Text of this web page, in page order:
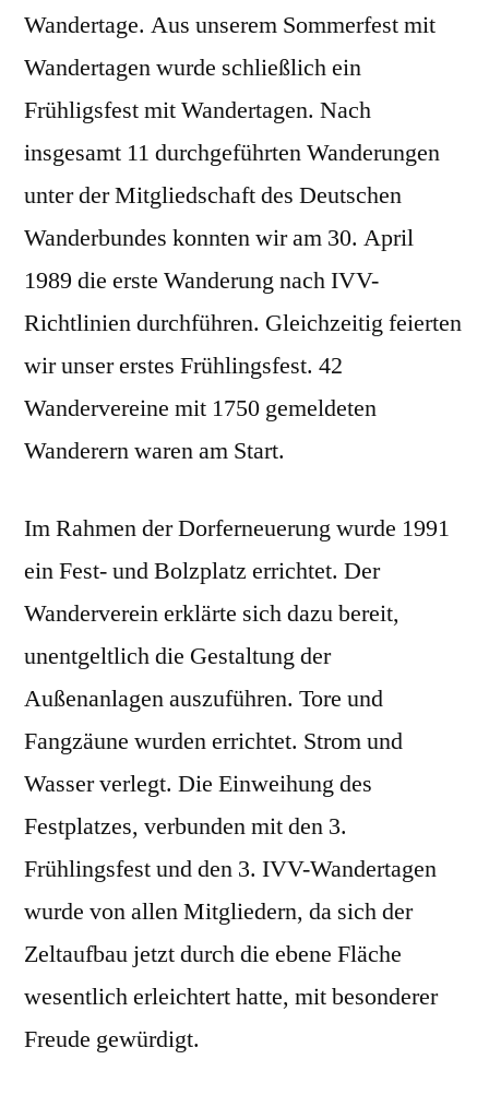
Wandertage. Aus unserem Sommerfest mit
Wandertagen wurde schließlich ein
Frühligsfest mit Wandertagen. Nach
insgesamt 11 durchgeführten Wanderungen
unter der Mitgliedschaft des Deutschen
Wanderbundes konnten wir am 30. April
1989 die erste Wanderung nach IVV-
Richtlinien durchführen. Gleichzeitig feierten
wir unser erstes Frühlingsfest. 42
Wandervereine mit 1750 gemeldeten
Wanderern waren am Start.
Im Rahmen der Dorferneuerung wurde 1991
ein Fest- und Bolzplatz errichtet. Der
Wanderverein erklärte sich dazu bereit,
unentgeltlich die Gestaltung der
Außenanlagen auszuführen. Tore und
Fangzäune wurden errichtet. Strom und
Wasser verlegt. Die Einweihung des
Festplatzes, verbunden mit den 3.
Frühlingsfest und den 3. IVV-Wandertagen
wurde von allen Mitgliedern, da sich der
Zeltaufbau jetzt durch die ebene Fläche
wesentlich erleichtert hatte, mit besonderer
Freude gewürdigt.